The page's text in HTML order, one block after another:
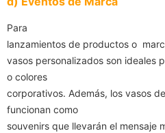
Para
lanzamientos de productos o
vasos personalizados son ideales
o colores
corporativos. Además, los vasos
funcionan como
souvenirs que llevarán el mensaje